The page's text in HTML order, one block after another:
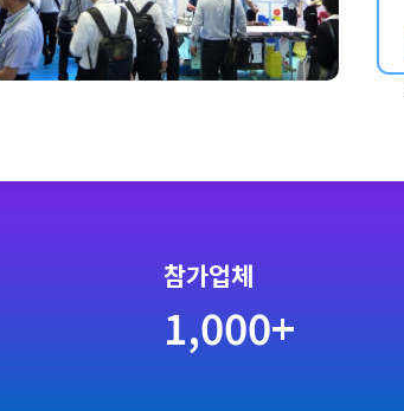
참가업체
1,000+